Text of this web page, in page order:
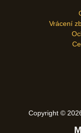
Vrácení
Copyright ©